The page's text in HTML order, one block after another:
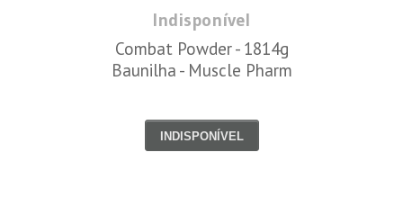
Indisponível
Combat Powder - 1814g
Baunilha - Muscle Pharm
INDISPONÍVEL